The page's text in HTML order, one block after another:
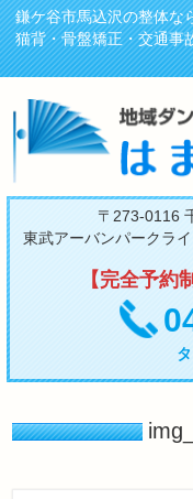
鎌ケ谷市馬込沢の整体な
猫背・骨盤矯正・交通事
〒273-0116
東武アーバンパークラ
【完全予約